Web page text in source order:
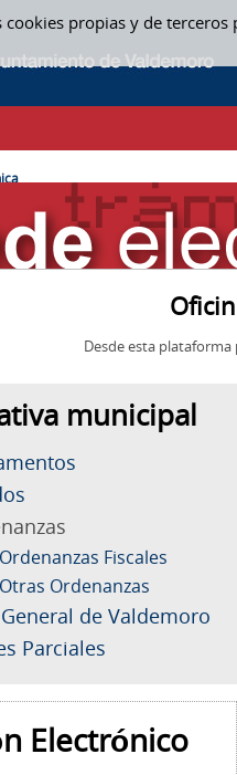
propias y de terceros
Desde esta
municipal
Ordenanzas Fiscales
Otras Ordenanzas
de Valdemoro
Parciales
Electrónico